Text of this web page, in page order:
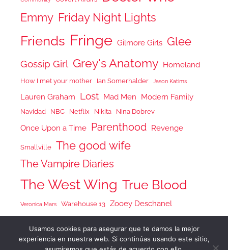
Emmy Friday Night Lights
Friends Fringe Gilmore Girls Glee
Gossip Girl Grey's Anatomy Homeland
How I met your mother Ian Somerhalder Jason Katims
Lauren Graham Lost Mad Men Modern Family
Navidad NBC Netflix Nikita Nina Dobrev
Once Upon a Time Parenthood Revenge
Smallville The good wife
The Vampire Diaries
The West Wing True Blood
Veronica Mars Warehouse 13 Zooey Deschanel
Usamos cookies para asegurar que te damos la mejor
experiencia en nuestra web. Si continúas usando este sitio,